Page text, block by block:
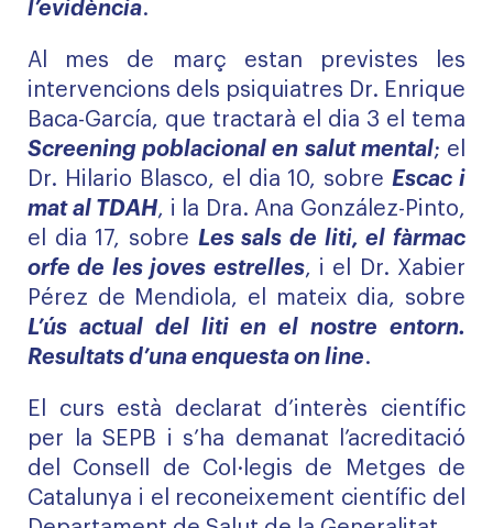
l’evidència.
Al mes de març estan previstes les
intervencions dels psiquiatres Dr. Enrique
Baca-García, que tractarà el dia 3 el tema
Screening poblacional en salut mental; el
Dr. Hilario Blasco, el dia 10, sobreEscac i
mat al TDAH, i la Dra. Ana González-Pinto,
el dia 17, sobre Les sals de liti, el fàrmac
orfe de les joves estrelles, i el Dr. Xabier
Pérez de Mendiola, el mateix dia, sobre
L’ús actual del liti en el nostre entorn.
Resultats d’una enquesta on line.
El curs està declarat d’interès científic
per la SEPB i s’ha demanat l’acreditació
del Consell de Col·legis de Metges de
Catalunya i el reconeixement científic del